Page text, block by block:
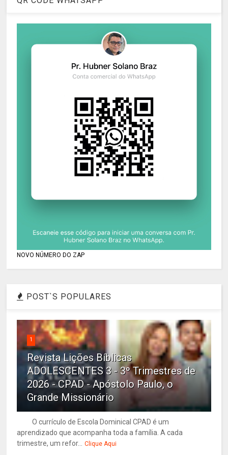
NOVO NÚMERO DO ZAP
POST`S POPULARES
1
Revista Lições Bíblicas
ADOLESCENTES 3 - 3º Trimestres de
2026 - CPAD - Apóstolo Paulo, o
Grande Missionário
O currículo de Escola Dominical CPAD é um
aprendizado que acompanha toda a família. A cada
trimestre, um refor...
Clique Aqui